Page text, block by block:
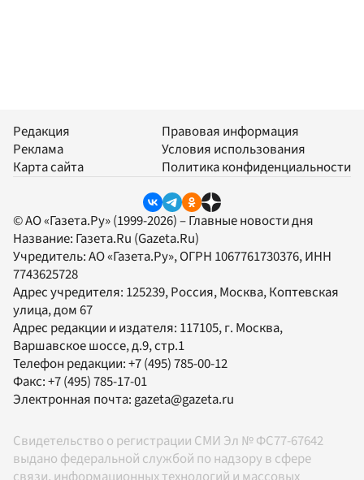
Редакция
Реклама
Карта сайта
Правовая информация
Условия использования
Политика конфиденциальности
© АО «Газета.Ру» (1999-2026) – Главные новости дня
Название: Газета.Ru (Gazeta.Ru)
Учредитель:АО «Газета.Ру», ОГРН 1067761730376, ИНН
7743625728
Адрес учредителя: 125239, Россия, Москва, Коптевская
улица, дом 67
Адрес редакции и издателя: 117105, г. Москва,
Варшавское шоссе, д.9, стр.1
Телефон редакции:+7 (495) 785-00-12
Факс:+7 (495) 785-17-01
Электронная почта:gazeta@gazeta.ru
Свидетельство о регистрации СМИ Эл № ФС77-67642
выдано федеральной службой по надзору в сфере